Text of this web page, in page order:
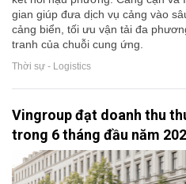
gian giúp đưa dịch vụ cảng vào
cảng biển, tối ưu vận tải đa
tranh của chuỗi cung ứng.
Thời sự - Logistics
Vingroup đạt doanh thu
trong 6 tháng đầu năm